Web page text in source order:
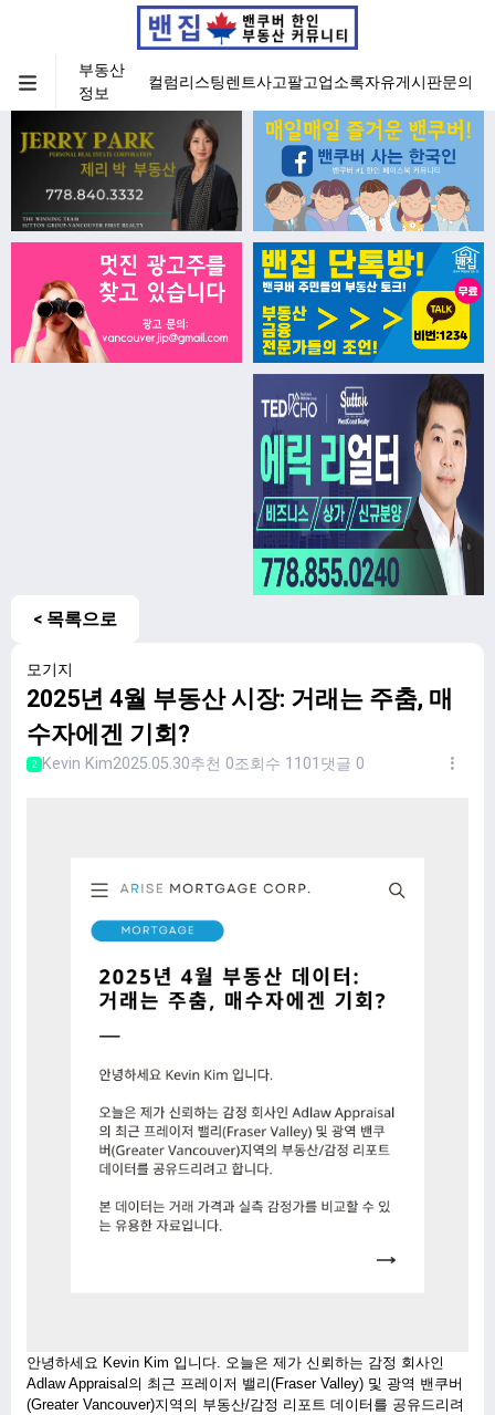
부동산
정보
컬럼리스팅렌트사고팔고업소록자유게시판문의
< 목록으로
모기지
2025년 4월 부동산 시장: 거래는 주춤, 매
수자에겐 기회?
2 Kevin Kim2025.05.30추천 0조회수 1101 댓글 0
안녕하세요 Kevin Kim 입니다. 오늘은 제가 신뢰하는 감정 회사인
Adlaw Appraisal의 최근 프레이저 밸리(Fraser Valley) 및 광역 밴쿠버
(Greater Vancouver)지역의 부동산/감정 리포트 데이터를 공유드리려